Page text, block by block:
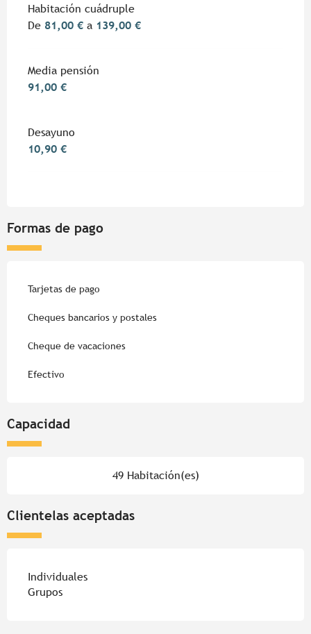
Habitación cuádruple
De 81,00 € a 139,00 €
Media pensión
91,00 €
Desayuno
10,90 €
Formas de pago
Tarjetas de pago
Cheques bancarios y postales
Cheque de vacaciones
Efectivo
Capacidad
49 Habitación(es)
Clientelas aceptadas
Individuales
Grupos